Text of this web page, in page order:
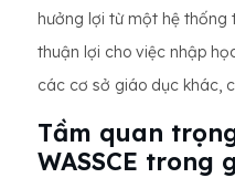
hưởng lợi từ một hệ thống
thuận lợi cho việc nhập
các cơ sở giáo dục khác,
Tầm quan
WASSCE trong